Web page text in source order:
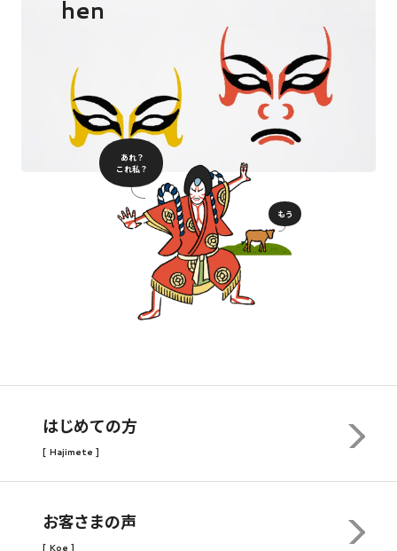
hen
あれ？
これ私？
もう
はじめての方
[ Hajimete ]
お客さまの声
[ Koe ]